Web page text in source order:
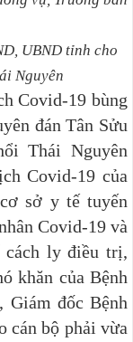
UBND tỉnh cho
Nguyên
Covid-19 bùng
đán Tân Sửu
Thái Nguyên
Covid-19 của
sở y tế tuyến
Covid-19 và
cách ly điều trị,
khăn của Bệnh
Giám đốc Bệnh
cán bộ phải vừa